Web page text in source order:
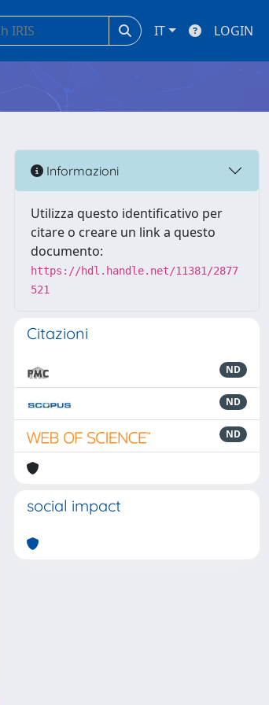
IT LOGIN
Informazioni
Utilizza questo identificativo per
citare o creare un link a questo
documento:
https://hdl.handle.net/11381/2877
521
Citazioni
ND
ND
ND
social impact